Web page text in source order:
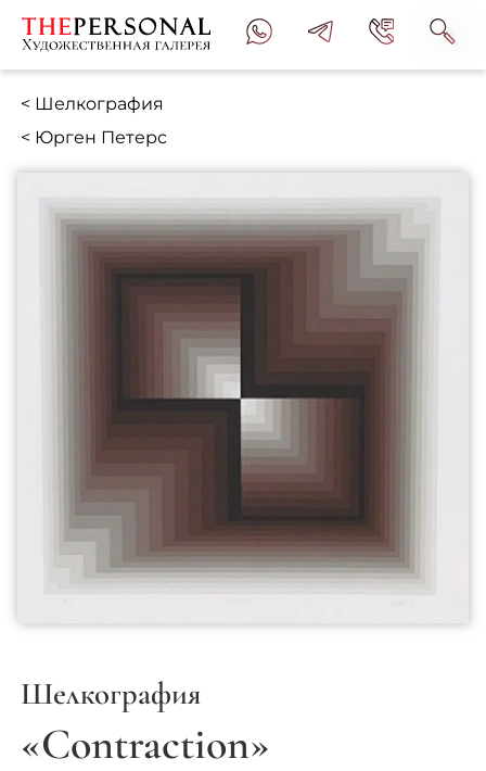
< Шелкография
< Юрген Петерс
Шелкография
«Contraction»